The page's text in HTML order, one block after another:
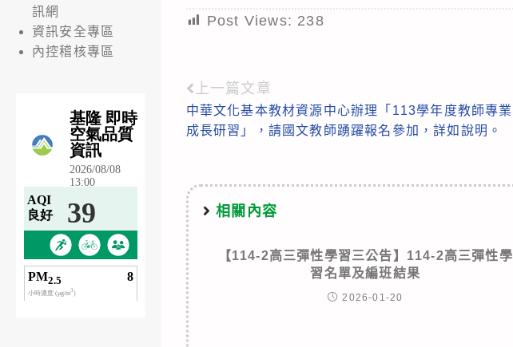
Post Views: 238
Read
more
上一篇文章
中華文化基本教材資源中心辦理「113學年度教師專業
成長研習」，請國文教師踴躍報名參加，詳如說明。
相關內容
【114-2高三彈性學習三公告】114-2高三彈性學
習名單及編班結果
2026-01-20
訊網
資訊安全專區
內控稽核專區